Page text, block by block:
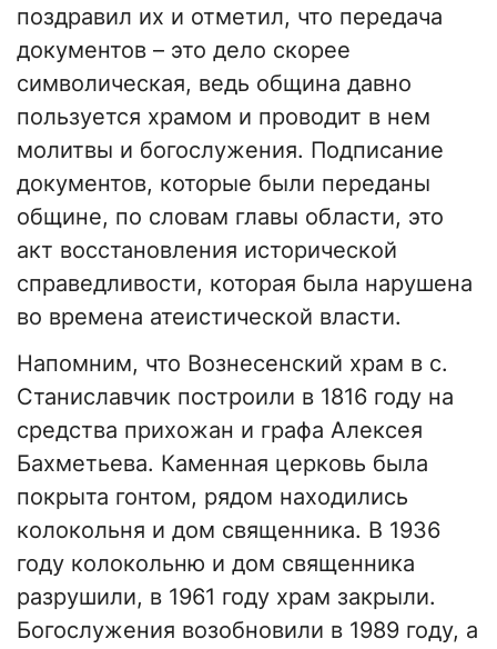
поздравил их и отметил, что передача
документов – это дело скорее
символическая, ведь община давно
пользуется храмом и проводит в нем
молитвы и богослужения. Подписание
документов, которые были переданы
общине, по словам главы области, это
акт восстановления исторической
справедливости, которая была нарушена
во времена атеистической власти.
Напомним, что Вознесенский храм в с.
Станиславчик построили в 1816 году на
средства прихожан и графа Алексея
Бахметьева. Каменная церковь была
покрыта гонтом, рядом находились
колокольня и дом священника. В 1936
году колокольню и дом священника
разрушили, в 1961 году храм закрыли.
Богослужения возобновили в 1989 году, а